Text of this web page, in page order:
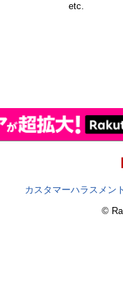
etc.
カスタマーハラスメン
©